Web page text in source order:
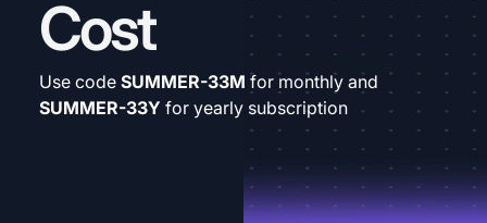
Cost
Use code SUMMER-33M for monthly and
SUMMER-33Y for yearly subscription